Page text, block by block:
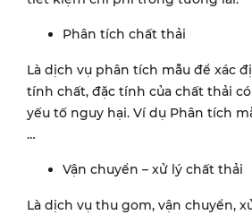
Phân tích chất thải
Là dịch vụ phân tích mẫu để xác
tính chất, đặc tính của chất thải
yếu tố nguy hại. Ví dụ Phân tích
…
Vận chuyển – xử lý chất thải
Là dịch vụ thu gom, vận chuyển,